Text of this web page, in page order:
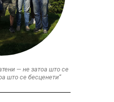
— не затоа што се
што се бесценети“